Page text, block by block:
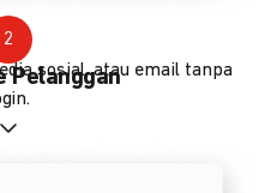
2
Pelanggan
sosial, atau email tanpa